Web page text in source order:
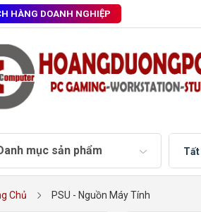
HÀNG DOANH NGHIỆP
mục sản phẩm Tất
Chủ PSU - Nguồn Máy Tính